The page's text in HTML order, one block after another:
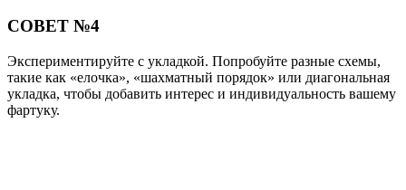
СОВЕТ №4
Экспериментируйте с укладкой. Попробуйте разные схемы,
такие как «елочка», «шахматный порядок» или диагональная
укладка, чтобы добавить интерес и индивидуальность вашему
фартуку.